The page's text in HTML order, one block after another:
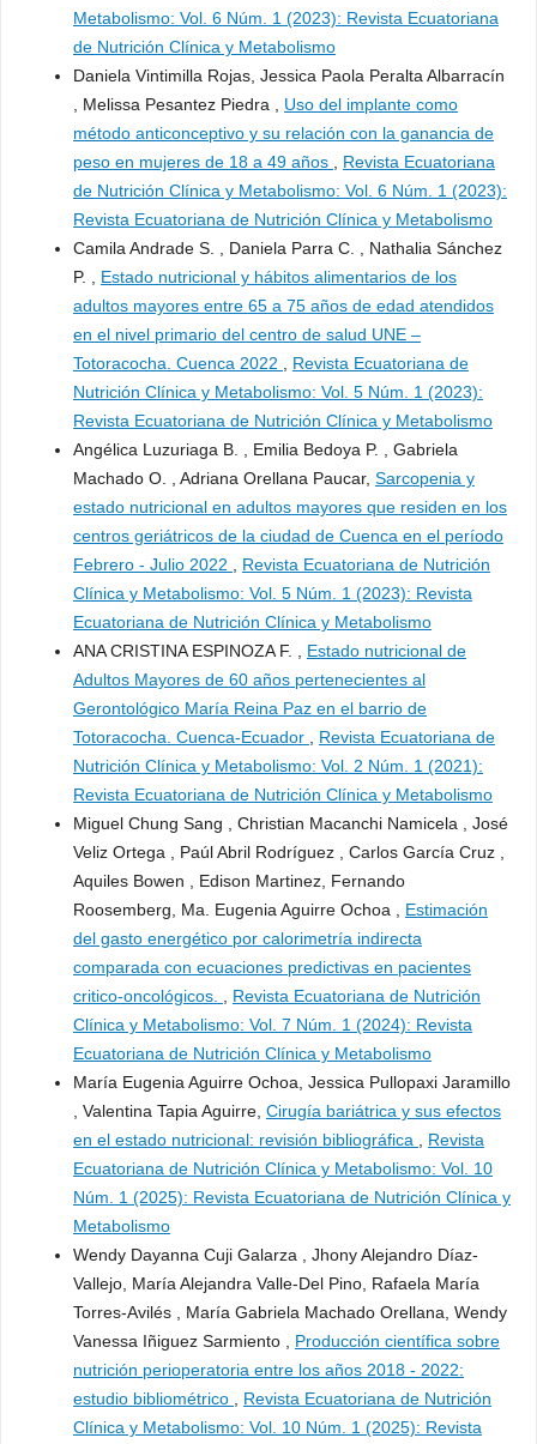
Metabolismo: Vol. 6 Núm. 1 (2023): Revista Ecuatoriana
de Nutrición Clínica y Metabolismo
Daniela Vintimilla Rojas, Jessica Paola Peralta Albarracín
, Melissa Pesantez Piedra , Uso del implante como
método anticonceptivo y su relación con la ganancia de
peso en mujeres de 18 a 49 años
Revista Ecuatoriana
de Nutrición Clínica y Metabolismo: Vol. 6 Núm. 1 (2023):
Revista Ecuatoriana de Nutrición Clínica y Metabolismo
Camila Andrade S. , Daniela Parra C. , Nathalia Sánchez
P. , Estado nutricional y hábitos alimentarios de los
adultos mayores entre 65 a 75 años de edad atendidos
en el nivel primario del centro de salud UNE –
Totoracocha. Cuenca 2022
Revista Ecuatoriana de
Nutrición Clínica y Metabolismo: Vol. 5 Núm. 1 (2023):
Revista Ecuatoriana de Nutrición Clínica y Metabolismo
Angélica Luzuriaga B. , Emilia Bedoya P. , Gabriela
Machado O. , Adriana Orellana Paucar, Sarcopenia y
estado nutricional en adultos mayores que residen en los
centros geriátricos de la ciudad de Cuenca en el período
Febrero - Julio 2022
Revista Ecuatoriana de Nutrición
Clínica y Metabolismo: Vol. 5 Núm. 1 (2023): Revista
Ecuatoriana de Nutrición Clínica y Metabolismo
ANA CRISTINA ESPINOZA F. , Estado nutricional de
Adultos Mayores de 60 años pertenecientes al
Gerontológico María Reina Paz en el barrio de
Totoracocha. Cuenca-Ecuador
Revista Ecuatoriana de
Nutrición Clínica y Metabolismo: Vol. 2 Núm. 1 (2021):
Revista Ecuatoriana de Nutrición Clínica y Metabolismo
Miguel Chung Sang , Christian Macanchi Namicela , José
Veliz Ortega , Paúl Abril Rodríguez , Carlos García Cruz ,
Aquiles Bowen , Edison Martinez, Fernando
Roosemberg, Ma. Eugenia Aguirre Ochoa , Estimación
del gasto energético por calorimetría indirecta
comparada con ecuaciones predictivas en pacientes
critico-oncológicos.
Revista Ecuatoriana de Nutrición
Clínica y Metabolismo: Vol. 7 Núm. 1 (2024): Revista
Ecuatoriana de Nutrición Clínica y Metabolismo
María Eugenia Aguirre Ochoa, Jessica Pullopaxi Jaramillo
, Valentina Tapia Aguirre, Cirugía bariátrica y sus efectos
en el estado nutricional: revisión bibliográfica
Revista
Ecuatoriana de Nutrición Clínica y Metabolismo: Vol. 10
Núm. 1 (2025): Revista Ecuatoriana de Nutrición Clínica y
Metabolismo
Wendy Dayanna Cuji Galarza , Jhony Alejandro Díaz-
Vallejo, María Alejandra Valle-Del Pino, Rafaela María
Torres-Avilés , María Gabriela Machado Orellana, Wendy
Vanessa Iñiguez Sarmiento , Producción científica sobre
nutrición perioperatoria entre los años 2018 - 2022:
estudio bibliométrico
Revista Ecuatoriana de Nutrición
Clínica y Metabolismo: Vol. 10 Núm. 1 (2025): Revista